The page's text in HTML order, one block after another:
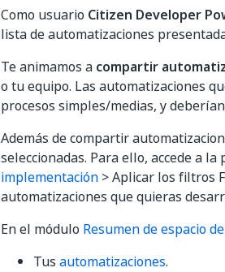
Como usuario Citizen Developer
lista de automatizaciones
Te animamos a compartir
o tu equipo. Las automatizaciones
procesos simples/medias, y
Además de compartir
seleccionadas. Para ello, accede a
implementación > Aplicar los filtros
automatizaciones que quieras
En el módulo Resumen de espacio
Tus automatizaciones.